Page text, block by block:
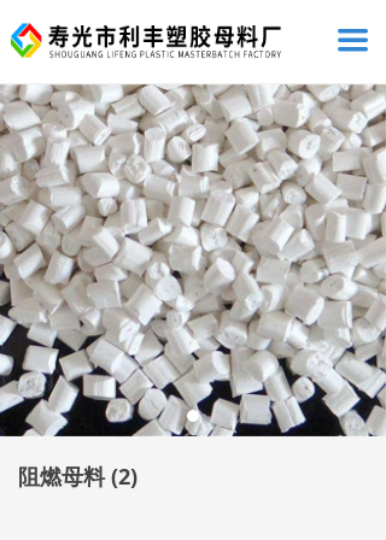
끀
阻燃母料 (2)